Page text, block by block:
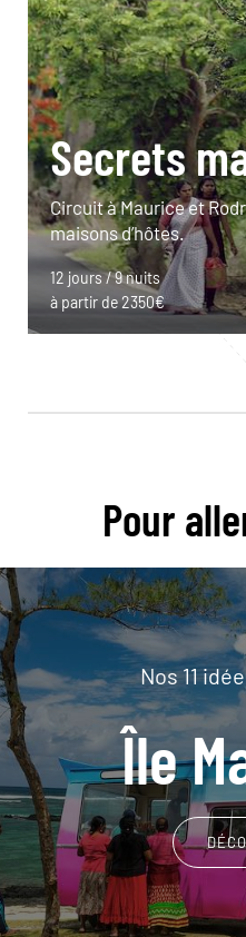
Secrets
Circuit à Maurice et
maisons d’hôtes.
12 jours / 9 nuits
à partir de 2350€
Pour
Nos 11
Île